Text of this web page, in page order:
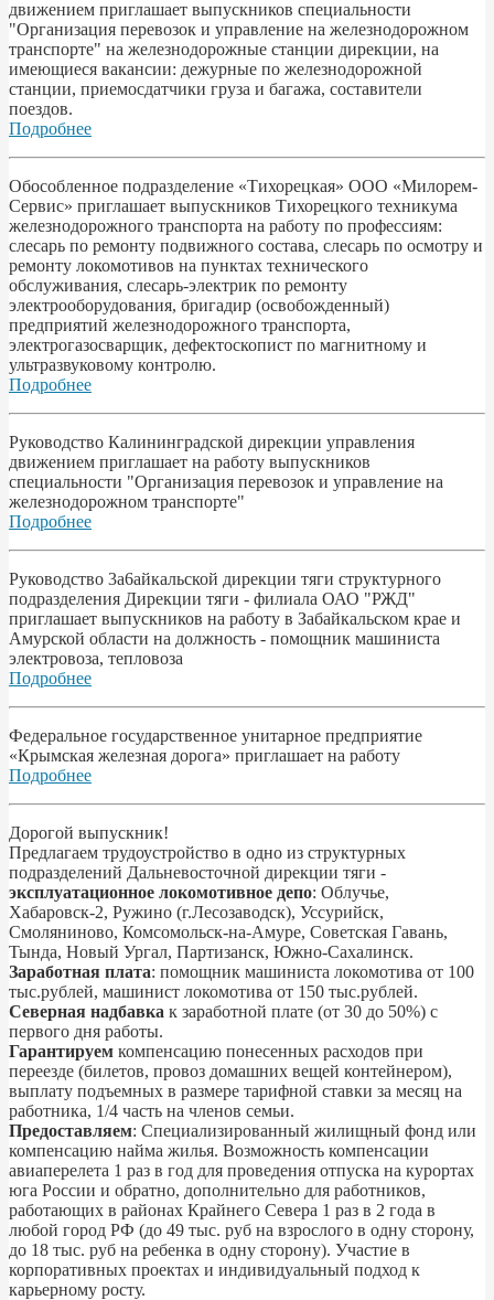
движением приглашает выпускников специальности
"Организация перевозок и управление на железнодорожном
транспорте" на железнодорожные станции дирекции, на
имеющиеся вакансии: дежурные по железнодорожной
станции, приемосдатчики груза и багажа, составители
поездов.
Подробнее
Обособленное подразделение «Тихорецкая» ООО «Милорем-
Сервис» приглашает выпускников Тихорецкого техникума
железнодорожного транспорта на работу по профессиям:
слесарь по ремонту подвижного состава, слесарь по осмотру и
ремонту локомотивов на пунктах технического
обслуживания, слесарь-электрик по ремонту
электрооборудования, бригадир (освобожденный)
предприятий железнодорожного транспорта,
электрогазосварщик, дефектоскопист по магнитному и
ультразвуковому контролю.
Подробнее
Руководство Калининградской дирекции управления
движением приглашает на работу выпускников
специальности "Организация перевозок и управление на
железнодорожном транспорте"
Подробнее
Pyководство 3a6aйкальской дирекции тяги структурного
подразделения Дирекции тяги - филиала ОАО "РЖД"
приглашает выпускников на работу в Забайкальском крае и
Амурской области на должность - помощник машиниста
электровоза, тепловоза
Подробнее
Федеральное государственное унитарное предприятие
«Крымская железная дорога» приглашает на работу
Подробнее
Дорогой выпускник!
Предлагаем трудоустройство в одно из структурных
подразделений Дальневосточной дирекции тяги -
эксплуатационное локомотивное депо: Облучье,
Хабаровск-2, Ружино (г.Лесозаводск), Уссурийск,
Смоляниново, Комсомольск-на-Амуре, Советская Гавань,
Тында, Новый Ургал, Партизанск, Южно-Сахалинск.
Заработная плата: помощник машиниста локомотива от 100
тыс.рублей, машинист локомотива от 150 тыс.рублей.
Северная надбавка к заработной плате (от 30 до 50%) с
первого дня работы.
Гарантируем компенсацию понесенных расходов при
переезде (билетов, провоз домашних вещей контейнером),
выплату подъемных в размере тарифной ставки за месяц на
работника, 1/4 часть на членов семьи.
Предоставляем: Специализированный жилищный фонд или
компенсацию найма жилья. Возможность компенсации
авиаперелета 1 раз в год для проведения отпуска на курортах
юга России и обратно, дополнительно для работников,
работающих в районах Крайнего Севера 1 раз в 2 года в
любой город РФ (до 49 тыс. руб на взрослого в одну сторону,
до 18 тыс. руб на ребенка в одну сторону). Участие в
корпоративных проектах и индивидуальный подход к
карьерному росту.